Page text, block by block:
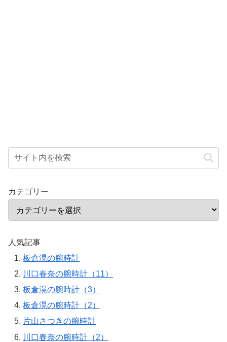
カテゴリー
人気記事
板倉滉の腕時計
川口春奈の腕時計（11）
板倉滉の腕時計（3）
板倉滉の腕時計（2）
片山さつきの腕時計
川口春奈の腕時計（2）